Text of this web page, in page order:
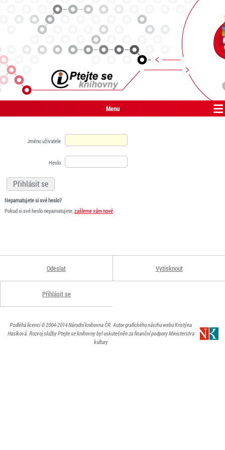
Menu
Jméno uživatele
Heslo
Nepamatujete si své heslo?
Pokud si své heslo nepamatujete,zašleme vám nové.
Odeslat Vytisknout
Přihlásit se
Podléhá licenci© 2004-2014Národní knihovna ČR. Autor grafického návrhu webu Kristýna
Hasíková. Rozvoj služby Ptejte se knihovny byl uskutečněn za finanční podpory Ministerstva
kultury